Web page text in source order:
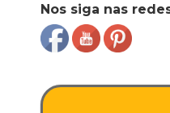
Nos siga nas